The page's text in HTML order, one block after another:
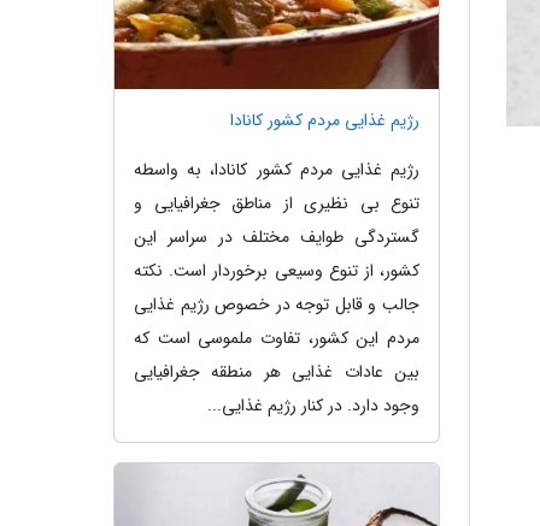
رژیم غذایی مردم کشور کانادا
رژیم غذایی مردم کشور کانادا، به واسطه
تنوع بی نظیری از مناطق جغرافیایی و
گستردگی طوایف مختلف در سراسر این
کشور، از تنوع وسیعی برخوردار است. نکته
جالب و قابل توجه در خصوص رژیم غذایی
مردم این کشور، تفاوت ملموسی است که
بین عادات غذایی هر منطقه جغرافیایی
وجود دارد. در کنار رژیم غذایی...